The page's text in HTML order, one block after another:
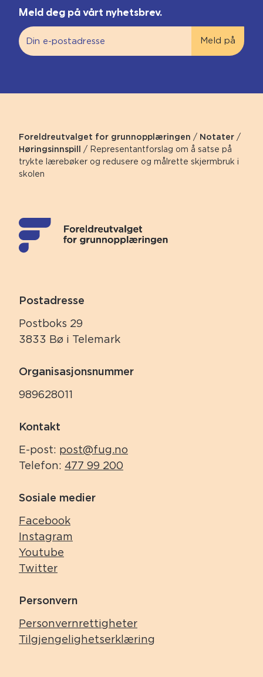
Meld deg på vårt nyhetsbrev.
Foreldreutvalget for grunnopplæringen / Notater /
Høringsinnspill
/ Representantforslag om å satse på
trykte lærebøker og redusere og målrette skjermbruk i
skolen
Postadresse
Postboks 29
3833 Bø i Telemark
Organisasjonsnummer
989628011
Kontakt
E-post: post@fug.no
Telefon: 477 99 200
Sosiale medier
Facebook
Instagram
Youtube
Twitter
Personvern
Personvernrettigheter
Tilgjengelighetserklæring